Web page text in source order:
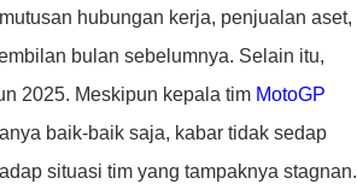
hubungan kerja, penjualan aset,
bulan sebelumnya. Selain itu,
2025. Meskipun kepala tim MotoGP
baik-baik saja, kabar tidak sedap
situasi tim yang tampaknya stagnan.